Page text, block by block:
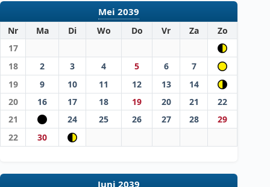
Mei 2039
Nr Ma Di Wo Do Vr Za
Zo
17
18
2 3 4 5 6
7
19
9 10 11 12 13
14
20
16 17 18 19 20 21
22
21
24 25 26 27 28
29
22
30
Juni 2039